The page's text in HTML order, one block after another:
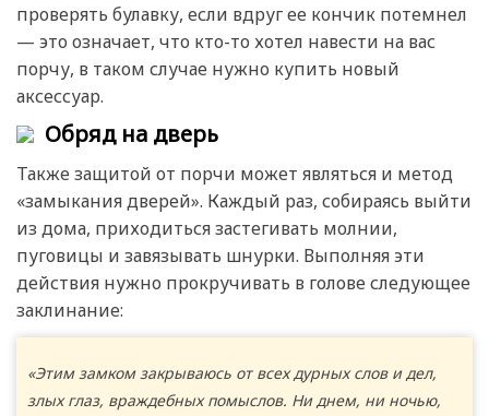
проверять булавку, если вдруг ее кончик потемнел
— это означает, что кто-то хотел навести на вас
порчу, в таком случае нужно купить новый
аксессуар.
Обряд на дверь
Также защитой от порчи может являться и метод
«замыкания дверей». Каждый раз, собираясь выйти
из дома, приходиться застегивать молнии,
пуговицы и завязывать шнурки. Выполняя эти
действия нужно прокручивать в голове следующее
заклинание:
«Этим замком закрываюсь от всех дурных слов и дел,
злых глаз, враждебных помыслов. Ни днем, ни ночью,